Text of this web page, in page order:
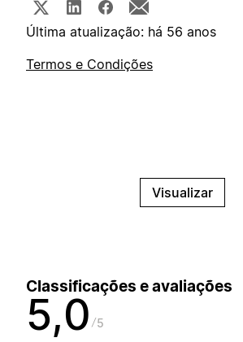
Última atualização: há 56 anos
Termos e Condições
Visualizar
Classificações e avaliações
5,0 5